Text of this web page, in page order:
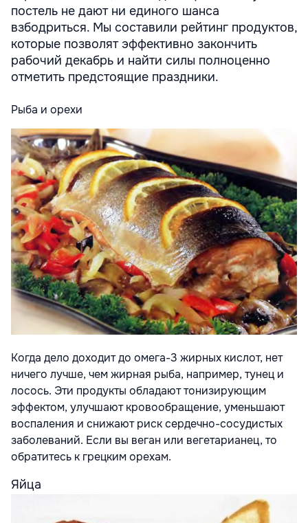
постель не дают ни единого шанса
взбодриться. Мы составили рейтинг продуктов,
которые позволят эффективно закончить
рабочий декабрь и найти силы полноценно
отметить предстоящие праздники.
Рыба и орехи
Когда дело доходит до омега-3 жирных кислот, нет
ничего лучше, чем жирная рыба, например, тунец и
лосось. Эти продукты обладают тонизирующим
эффектом, улучшают кровообращение, уменьшают
воспаления и снижают риск сердечно-сосудистых
заболеваний. Если вы веган или вегетарианец, то
обратитесь к грецким орехам.
Яйца